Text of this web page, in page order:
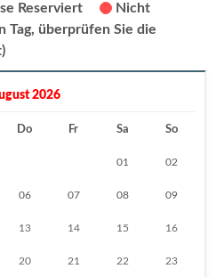
Reserviert
Nicht
Tag, überprüfen Sie die
2026
Do Fr Sa So
01 02
06 07 08 09
13 14 15 16
20 21 22 23